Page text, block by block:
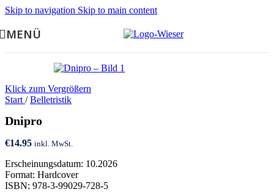
Skip to navigation Skip to main content
MENÜ
Klick zum Vergrößern
Start / Belletristik
Dnipro
€14.95 inkl. MwSt.
Erscheinungsdatum: 10.2026
Format: Hardcover
ISBN: 978-3-99029-728-5